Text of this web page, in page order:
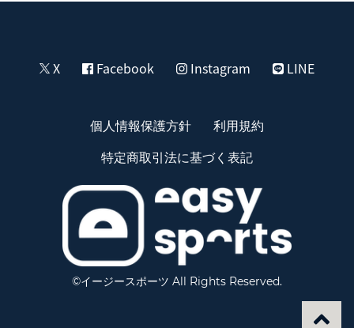
X Facebook Instagram LINE
個人情報保護方針
利用規約
特定商取引法に基づく表記
©イージースポーツ All Rights Reserved.